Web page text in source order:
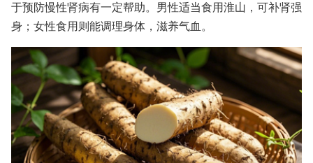
于预防慢性肾病有一定帮助。男性适当食用淮山，可补肾强
身；女性食用则能调理身体，滋养气血。